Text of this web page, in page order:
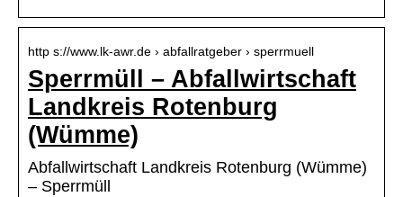
http s://www.lk-awr.de › abfallratgeber › sperrmuell
Sperrmüll – Abfallwirtschaft
Landkreis Rotenburg
(Wümme)
Abfallwirtschaft Landkreis Rotenburg (Wümme)
– Sperrmüll